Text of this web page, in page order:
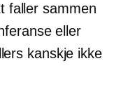
faller sammen
eller
kanskje ikke